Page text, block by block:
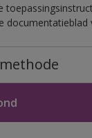
documentatieblad